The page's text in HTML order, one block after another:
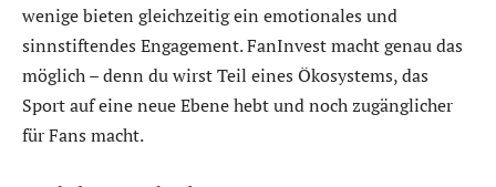
wenige bieten gleichzeitig ein emotionales und
sinnstiftendes Engagement. FanInvest macht genau das
möglich – denn du wirst Teil eines Ökosystems, das
Sport auf eine neue Ebene hebt und noch zugänglicher
für Fans macht.